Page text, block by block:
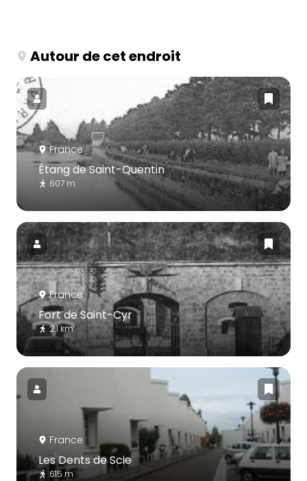
Autour de cet endroit
France
Étang de Saint-Quentin
607 m
France
Fort de Saint-Cyr
2.1 km
France
Les Dents de Scie
615 m